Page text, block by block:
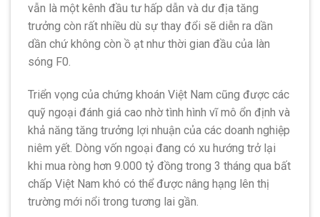
vẫn là một kênh đầu tư hấp dẫn và dư địa tăng
trưởng còn rất nhiều dù sự thay đổi sẽ diễn ra dần
dần chứ không còn ồ ạt như thời gian đầu của làn
sóng F0.
Triển vọng của chứng khoán Việt Nam cũng được các
quỹ ngoại đánh giá cao nhờ tình hình vĩ mô ổn định và
khả năng tăng trưởng lợi nhuận của các doanh nghiệp
niêm yết. Dòng vốn ngoại đang có xu hướng trở lại
khi mua ròng hơn 9.000 tỷ đồng trong 3 tháng qua bất
chấp Việt Nam khó có thể được nâng hạng lên thị
trường mới nổi trong tương lai gần.